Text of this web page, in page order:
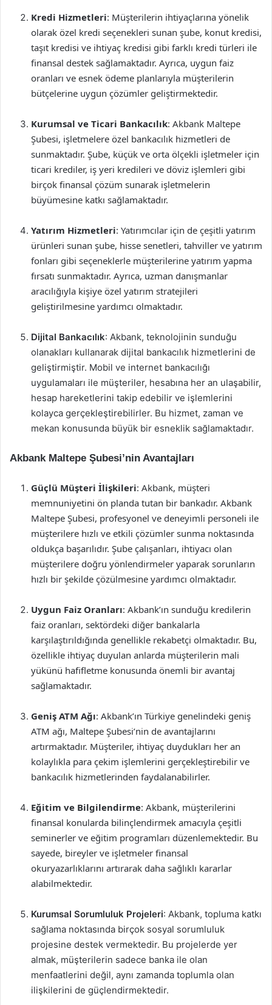
Kredi Hizmetleri: Müşterilerin ihtiyaçlarına yönelik
olarak özel kredi seçenekleri sunan şube, konut kredisi,
taşıt kredisi ve ihtiyaç kredisi gibi farklı kredi türleri ile
finansal destek sağlamaktadır. Ayrıca, uygun faiz
oranları ve esnek ödeme planlarıyla müşterilerin
bütçelerine uygun çözümler geliştirmektedir.
Kurumsal ve Ticari Bankacılık: Akbank Maltepe
Şubesi, işletmelere özel bankacılık hizmetleri de
sunmaktadır. Şube, küçük ve orta ölçekli işletmeler için
ticari krediler, iş yeri kredileri ve döviz işlemleri gibi
birçok finansal çözüm sunarak işletmelerin
büyümesine katkı sağlamaktadır.
Yatırım Hizmetleri: Yatırımcılar için de çeşitli yatırım
ürünleri sunan şube, hisse senetleri, tahviller ve yatırım
fonları gibi seçeneklerle müşterilerine yatırım yapma
fırsatı sunmaktadır. Ayrıca, uzman danışmanlar
aracılığıyla kişiye özel yatırım stratejileri
geliştirilmesine yardımcı olmaktadır.
Dijital Bankacılık: Akbank, teknolojinin sunduğu
olanakları kullanarak dijital bankacılık hizmetlerini de
geliştirmiştir. Mobil ve internet bankacılığı
uygulamaları ile müşteriler, hesabına her an ulaşabilir,
hesap hareketlerini takip edebilir ve işlemlerini
kolayca gerçekleştirebilirler. Bu hizmet, zaman ve
mekan konusunda büyük bir esneklik sağlamaktadır.
Akbank Maltepe Şubesi’nin Avantajları
Güçlü Müşteri İlişkileri: Akbank, müşteri
memnuniyetini ön planda tutan bir bankadır. Akbank
Maltepe Şubesi, profesyonel ve deneyimli personeli ile
müşterilere hızlı ve etkili çözümler sunma noktasında
oldukça başarılıdır. Şube çalışanları, ihtiyacı olan
müşterilere doğru yönlendirmeler yaparak sorunların
hızlı bir şekilde çözülmesine yardımcı olmaktadır.
Uygun Faiz Oranları: Akbank’ın sunduğu kredilerin
faiz oranları, sektördeki diğer bankalarla
karşılaştırıldığında genellikle rekabetçi olmaktadır. Bu,
özellikle ihtiyaç duyulan anlarda müşterilerin mali
yükünü hafifletme konusunda önemli bir avantaj
sağlamaktadır.
Geniş ATM Ağı: Akbank’ın Türkiye genelindeki geniş
ATM ağı, Maltepe Şubesi’nin de avantajlarını
artırmaktadır. Müşteriler, ihtiyaç duydukları her an
kolaylıkla para çekim işlemlerini gerçekleştirebilir ve
bankacılık hizmetlerinden faydalanabilirler.
Eğitim ve Bilgilendirme: Akbank, müşterilerini
finansal konularda bilinçlendirmek amacıyla çeşitli
seminerler ve eğitim programları düzenlemektedir. Bu
sayede, bireyler ve işletmeler finansal
okuryazarlıklarını artırarak daha sağlıklı kararlar
alabilmektedir.
Kurumsal Sorumluluk Projeleri: Akbank, topluma katkı
sağlama noktasında birçok sosyal sorumluluk
projesine destek vermektedir. Bu projelerde yer
almak, müşterilerin sadece banka ile olan
menfaatlerini değil, aynı zamanda toplumla olan
ilişkilerini de güçlendirmektedir.